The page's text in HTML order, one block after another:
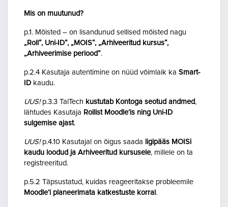
Mis on muutunud?
p.1. Mõisted – on lisandunud sellised mõisted nagu
„Roll“, Uni-ID“, „MOIS“, „Arhiveeritud kursus“,
„Arhiveerimise periood“.
p.2.4 Kasutaja autentimine on nüüd võimlaik ka Smart-
ID kaudu.
UUS!p.3.3 TalTech kustutab Kontoga seotud andmed,
lähtudes Kasutaja Rollist Moodle’is ning Uni-ID
sulgemise ajast.
UUS!p.4.10 Kasutajal on õigus saada ligipääs MOISi
kaudu loodud ja Arhiveeritud kursusele, millele on ta
registreeritud.
p.5.2 Täpsustatud, kuidas reageeritakse probleemile
Moodle’i planeerimata katkestuste korral .